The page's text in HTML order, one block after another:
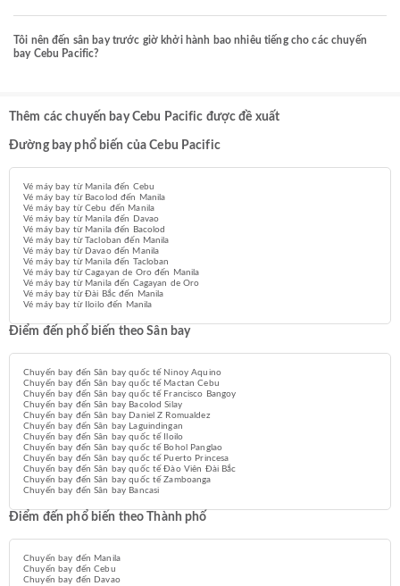
Tôi nên đến sân bay trước giờ khởi hành bao nhiêu tiếng cho các chuyến
bay Cebu Pacific?
Thêm các chuyến bay Cebu Pacific được đề xuất
Đường bay phổ biến của Cebu Pacific
Vé máy bay từ Manila đến Cebu
Vé máy bay từ Bacolod đến Manila
Vé máy bay từ Cebu đến Manila
Vé máy bay từ Manila đến Davao
Vé máy bay từ Manila đến Bacolod
Vé máy bay từ Tacloban đến Manila
Vé máy bay từ Davao đến Manila
Vé máy bay từ Manila đến Tacloban
Vé máy bay từ Cagayan de Oro đến Manila
Vé máy bay từ Manila đến Cagayan de Oro
Vé máy bay từ Đài Bắc đến Manila
Vé máy bay từ Iloilo đến Manila
Điểm đến phổ biến theo Sân bay
Chuyến bay đến Sân bay quốc tế Ninoy Aquino
Chuyến bay đến Sân bay quốc tế Mactan Cebu
Chuyến bay đến Sân bay quốc tế Francisco Bangoy
Chuyến bay đến Sân bay Bacolod Silay
Chuyến bay đến Sân bay Daniel Z Romualdez
Chuyến bay đến Sân bay Laguindingan
Chuyến bay đến Sân bay quốc tế Iloilo
Chuyến bay đến Sân bay quốc tế Bohol Panglao
Chuyến bay đến Sân bay quốc tế Puerto Princesa
Chuyến bay đến Sân bay quốc tế Đào Viên Đài Bắc
Chuyến bay đến Sân bay quốc tế Zamboanga
Chuyến bay đến Sân bay Bancasi
Điểm đến phổ biến theo Thành phố
Chuyến bay đến Manila
Chuyến bay đến Cebu
Chuyến bay đến Davao